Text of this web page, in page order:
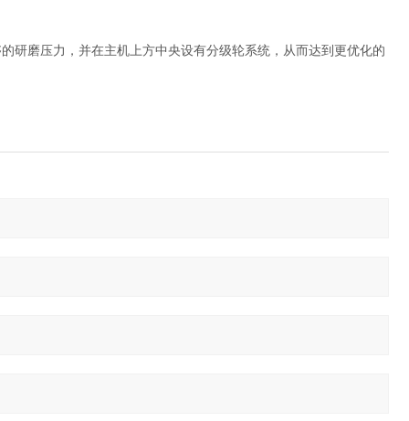
研磨压力，并在主机上方中央设有分级轮系统，从而达到更优化的